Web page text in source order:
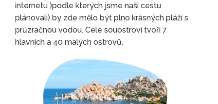
internetu )podle kterých jsme naši cestu
plánovali) by zde mělo být plno krásných pláží s
průzračnou vodou. Celé souostroví tvoří 7
hlavních a 40 malých ostrovů.